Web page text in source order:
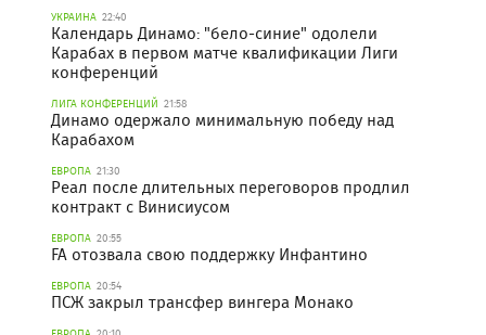
УКРАИНА 22:40
Календарь Динамо: "бело-синие" одолели
Карабах в первом матче квалификации Лиги
конференций
ЛИГА КОНФЕРЕНЦИЙ 21:58
Динамо одержало минимальную победу над
Карабахом
ЕВРОПА 21:30
Реал после длительных переговоров продлил
контракт с Винисиусом
ЕВРОПА 20:55
FA отозвала свою поддержку Инфантино
ЕВРОПА 20:54
ПСЖ закрыл трансфер вингера Монако